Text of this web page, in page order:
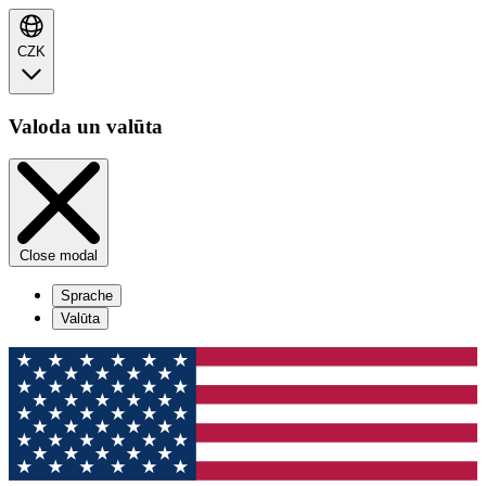
CZK
Valoda un valūta
Close modal
Sprache
Valūta